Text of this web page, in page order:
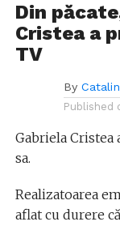
Din
Cristea a
TV
By
Published
Gabriela
sa.
Realizatoarea
aflat cu durere